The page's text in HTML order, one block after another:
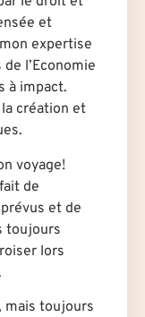
et
expertise
l’Economie
à impact.
création et
voyage!
de
et de
toujours
lors
mais toujours